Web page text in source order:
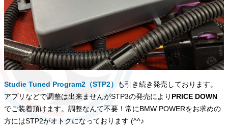
Studie Tuned Program2（STP2）
も引き続き発売しております。
アプリなどで調整は出来ませんがSTP3の発売により PRICE DOWN
でご装着頂けます。調整なんて不要！常にBMW POWERをお求めの
方にはSTP2がオトクになっております (^^♪